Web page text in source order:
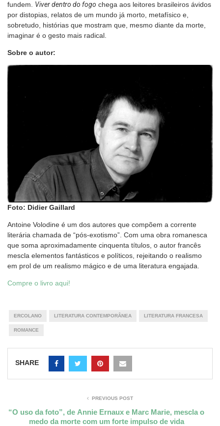
fundem. Viver dentro do fogo chega aos leitores brasileiros ávidos
por distopias, relatos de um mundo já morto, metafísico e,
sobretudo, histórias que mostram que, mesmo diante da morte,
imaginar é o gesto mais radical.
Sobre o autor:
Foto: Didier Gaillard
Antoine Volodine é um dos autores que compõem a corrente
literária chamada de “pós-exotismo”. Com uma obra romanesca
que soma aproximadamente cinquenta títulos, o autor francês
mescla elementos fantásticos e políticos, rejeitando o realismo
em prol de um realismo mágico e de uma literatura engajada.
Compre o livro aqui!
ERCOLANO LITERATURA CONTEMPORÂNEA LITERATURA FRANCESA
ROMANCE
SHARE
PREVIOUS POST
“O uso da foto”, de Annie Ernaux e Marc Marie, mescla o
medo da morte com um forte impulso de vida